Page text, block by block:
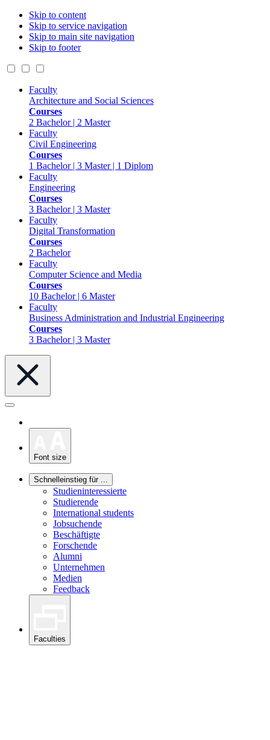
Skip to content
Skip to service navigation
Skip to main site navigation
Skip to footer
Faculty
Architecture and Social Sciences
Courses
2 Bachelor | 2 Master
Faculty
Civil Engineering
Courses
1 Bachelor | 3 Master | 1 Diplom
Faculty
Engineering
Courses
3 Bachelor | 3 Master
Faculty
Digital Transformation
Courses
2 Bachelor
Faculty
Computer Science and Media
Courses
10 Bachelor | 6 Master
Faculty
Business Administration and Industrial Engineering
Courses
3 Bachelor | 3 Master
Font size
Schnelleinstieg für ...
Studieninteressierte
Studierende
International students
Jobsuchende
Beschäftigte
Forschende
Alumni
Unternehmen
Medien
Feedback
Faculties